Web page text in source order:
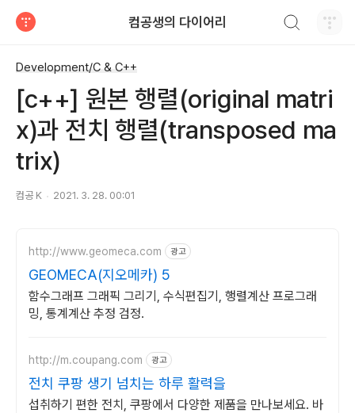
컴공생의 다이어리
Development/C & C++
[c++] 원본 행렬(original matri
x)과 전치 행렬(transposed ma
trix)
컴공 K 2021. 3. 28. 00:01
http://www.geomeca.com 광고
GEOMECA(지오메카) 5
함수그래프 그래픽 그리기, 수식편집기, 행렬계산 프로그래
밍, 통계계산 추정 검정.
http://m.coupang.com 광고
전치 쿠팡 생기 넘치는 하루 활력을
섭취하기 편한 전치, 쿠팡에서 다양한 제품을 만나보세요. 바